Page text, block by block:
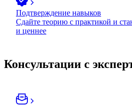
Подтверждение навыков
Сдайте теорию с практикой и
и ценнее
Консультации с